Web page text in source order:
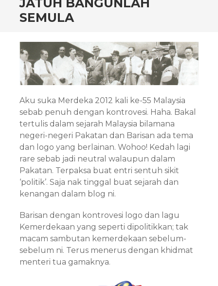
JATUH BANGUNLAH
SEMULA
Aku suka Merdeka 2012 kali ke-55 Malaysia
sebab penuh dengan kontrovesi. Haha. Bakal
tertulis dalam sejarah Malaysia bilamana
negeri-negeri Pakatan dan Barisan ada tema
dan logo yang berlainan. Wohoo! Kedah lagi
rare sebab jadi neutral walaupun dalam
Pakatan. Terpaksa buat entri sentuh sikit
‘politik’. Saja nak tinggal buat sejarah dan
kenangan dalam blog ni.
Barisan dengan kontrovesi logo dan lagu
Kemerdekaan yang seperti dipolitikkan; tak
macam sambutan kemerdekaan sebelum-
sebelum ni. Terus menerus dengan khidmat
menteri tua gamaknya.